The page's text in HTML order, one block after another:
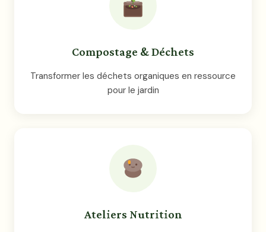
Compostage & Déchets
Transformer les déchets organiques en ressource
pour le jardin
Ateliers Nutrition